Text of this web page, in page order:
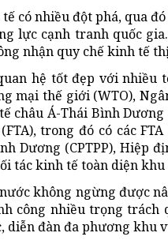
có nhiều đột phá, qua
lực cạnh tranh quốc
nhận quy chế kinh tế
hệ tốt đẹp với
mại thế giới (WTO),
châu Á-Thái Bình
trong đó có các
Dương (CPTPP), Hiệp
tác kinh tế toàn diện khu
không ngừng được
công nhiều trọng trách
diễn đàn đa phương khu